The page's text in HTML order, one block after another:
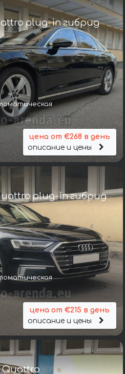
plug-in гибрид
цена от €268 в день
описание и цены
quattro plug-in гибрид
цена от €215 в день
описание и цены
Quattro